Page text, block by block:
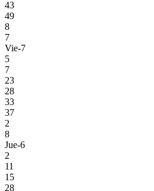
43
49
8
7
Vie-7
5
7
23
28
33
37
2
8
Jue-6
2
11
15
28